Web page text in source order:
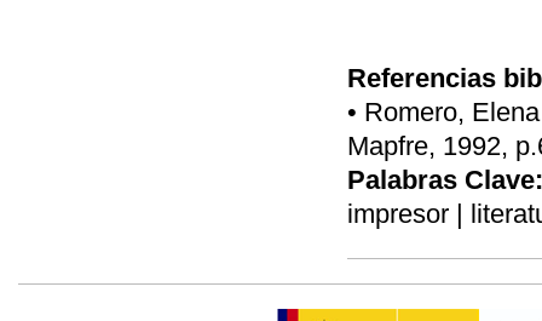
Referencias
• Romero,
Mapfre, 1992,
Palabras Clave:
impresor |